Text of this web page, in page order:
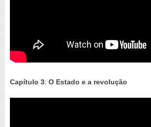
Capítulo 3: O Estado e a revolução